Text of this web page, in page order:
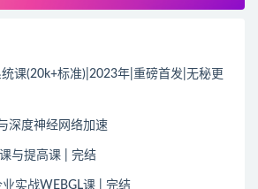
课(20k+标准)|2023年|重磅首发|无秘更
深度神经网络加速
与提高课 | 完结
业实战WEBGL课 | 完结